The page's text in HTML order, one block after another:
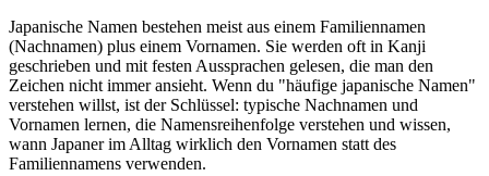
Japanische Namen bestehen meist aus einem Familiennamen
(Nachnamen) plus einem Vornamen. Sie werden oft in Kanji
geschrieben und mit festen Aussprachen gelesen, die man den
Zeichen nicht immer ansieht. Wenn du "häufige japanische Namen"
verstehen willst, ist der Schlüssel: typische Nachnamen und
Vornamen lernen, die Namensreihenfolge verstehen und wissen,
wann Japaner im Alltag wirklich den Vornamen statt des
Familiennamens verwenden.